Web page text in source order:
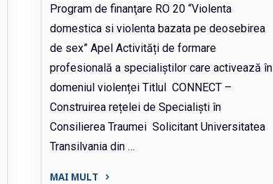
Program de finanţare RO 20 “Violenta
domestica si violenta bazata pe deosebirea
de sex” Apel Activități de formare
profesională a specialiștilor care activează în
domeniul violenței Titlul CONNECT –
Construirea rețelei de Specialiști în
Consilierea Traumei Solicitant Universitatea
Transilvania din …
MAI MULT